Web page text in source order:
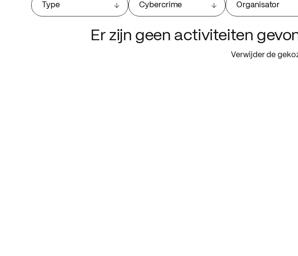
Type Cybercrime Organisator
Er zijn geen activiteiten
Verwijder de